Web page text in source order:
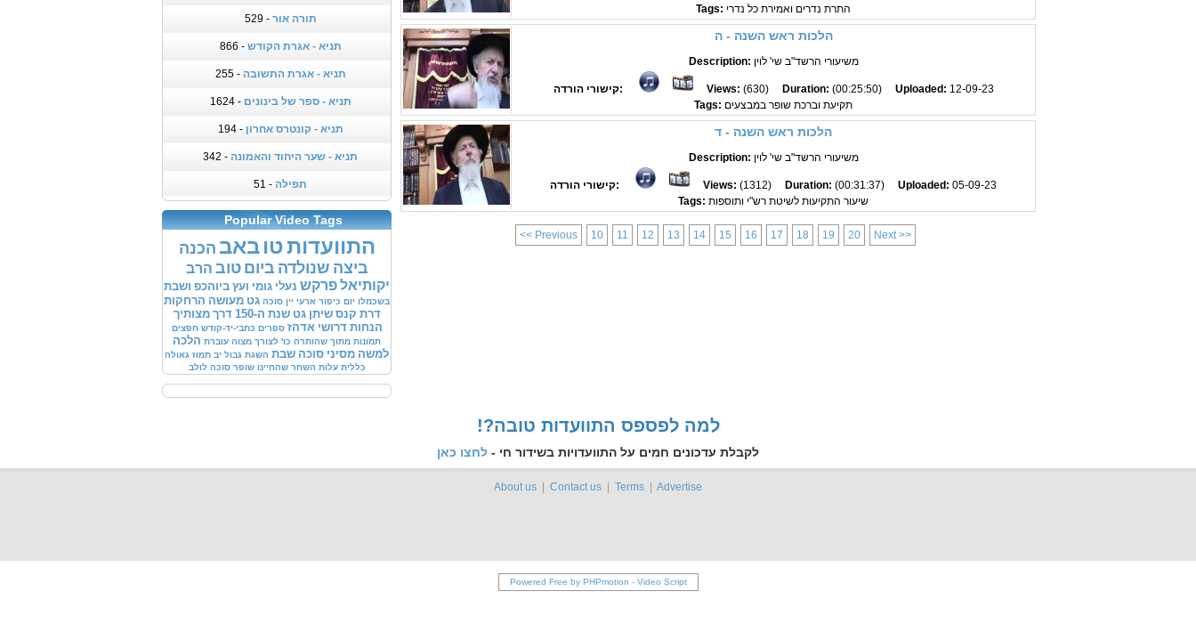
תורה אור - 529
תניא - אגרת הקודש - 866
תניא - אגרת התשובה - 255
תניא - ספר של בינונים - 1624
תניא - קונטרס אחרון - 194
תניא - שער היחוד והאמונה - 342
תפילה - 51
Popular Video Tags
התוועדותטו באב הכנה
ביצה שנולדה ביום טוב הרב
יקותיאלפרקש נעלי גומי ועץ ביוהכפ ושבת
בשכמלו יום כיפור ארעי יין סוכה גט מעושה הרחקות
דרת קנס שיתן גט שנת ה-150 דרך מצותיך
הנחות דרושי אדהז ספרים כתבי-יד-קודש חפצים
תמונות מתוך שהותרה כו' לצורך מצוה עוברת הלכה
למשה מסיני סוכה שבת השגת גבול יב תמוז גאולה
כללית עלות השחר שהחיינו שופר סוכה לולב
Tags: התרת נדרים ואמירת כל נדרי
הלכות ראש השנה - ה
Description: משיעורי הרשד"ב שי' לוין
קישורי הורדה: Views: (630) Duration: (00:25:50) Uploaded: 12-09-23
Tags: תקיעת וברכת שופר במבצעים
הלכות ראש השנה - ד
Description: משיעורי הרשד"ב שי' לוין
קישורי הורדה: Views: (1312) Duration: (00:31:37) Uploaded: 05-09-23
Tags: שיעור התקיעות לשיטת רש"י ותוספות
<< Previous 10 11 12 13 14 15 16 17 18 19 20 Next >>
!?למה לפספס התוועדות טובה
לקבלת עדכונים חמים על התוועדויות בשידור חי - לחצו כאן
About us Contact us Terms Advertise
Powered Free by PHPmotion - Video Script